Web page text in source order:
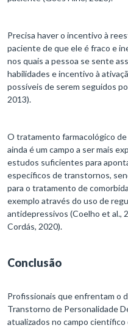
Precisa haver o incentivo à
paciente de que ele é fraco e
nos quais a pessoa se sente
habilidades e incentivo à
possíveis de serem seguidos
2013).
O tratamento farmacológico
ainda é um campo a ser mais
estudos suficientes para
específicos de transtornos,
para o tratamento de
exemplo através do uso de
antidepressivos (Coelho et al.,
Cordás, 2020).
Conclusão
Profissionais que enfrentam o
Transtorno de Personalidade
atualizados no campo